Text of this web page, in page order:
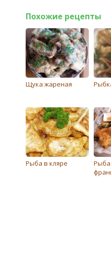
Похожие рецепты
Щука жареная
Рыба в кляре